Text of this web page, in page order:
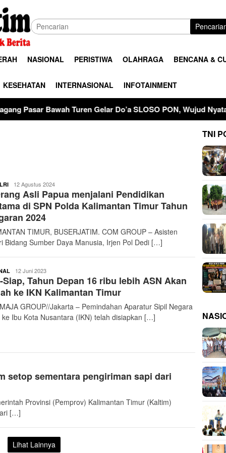
NASIONAL PERISTIWA OLAHRAGA BENCANA &
KESEHATAN INTERNASIONAL INFOTAINMENT
Gelar Do’a SLOSO PON, Wujud Nyata Jaga Kerukunan
buserjatim
12 Agustus 2024
Asli Papua menjalani Pendidikan
di SPN Polda Kalimantan Timur Tahun
2024
TIMUR, BUSERJATIM. COM GROUP – Asisten
Bidang Sumber Daya Manusia, Irjen Pol Dedi […]
buserjatim
12 Juni 2023
Siap, Tahun Depan 16 ribu lebih ASN Akan
ke IKN Kalimantan Timur
GROUP//Jakarta – Pemindahan Aparatur Sipil Negara
ke Ibu Kota Nusantara (IKN) telah disiapkan […]
setop sementara pengiriman sapi dari
Provinsi (Pemprov) Kalimantan Timur (Kaltim)
[…]
Lihat Lainnya
TNI